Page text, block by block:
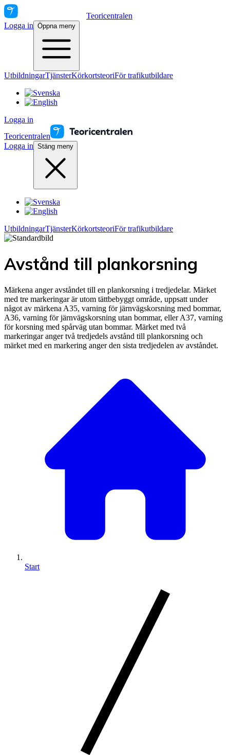
Teoricentralen
Logga in Öppna meny
UtbildningarTjänsterKörkortsteoriFör trafikutbildare
Logga in
Teoricentralen
Logga in Stäng meny
UtbildningarTjänsterKörkortsteoriFör trafikutbildare
Avstånd till plankorsning
Märkena anger avståndet till en plankorsning i tredjedelar. Märket
med tre markeringar är utom tättbebyggt område, uppsatt under
något av märkena A35, varning för järnvägskorsning med bommar,
A36, varning för järnvägskorsning utan bommar, eller A37, varning
för korsning med spårväg utan bommar. Märket med två
markeringar anger två tredjedels avstånd till plankorsning och
märket med en markering anger den sista tredjedelen av avståndet.
Start